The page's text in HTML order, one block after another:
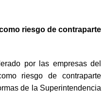
riesgo de contraparte
por las empresas del
riesgo de contraparte
de la Superintendencia